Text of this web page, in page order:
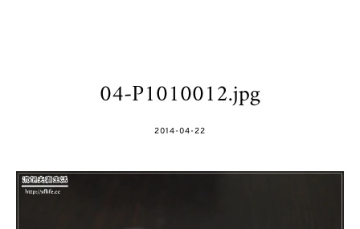
04-P1010012.jpg
POSTED
2014-04-22